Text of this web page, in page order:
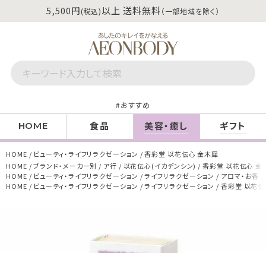
5,500円(税込)以上 送料無料 （一部地域を除く）
おすすめ
HOME 食品 美容・癒し ギフト
HOME ビューティ・ライフリラクゼーション
香彩堂 以花伝心 金木犀
HOME
ブランド・メーカー別 ア行 以花伝心(イカデンシン)
香彩堂 以花伝心 金
HOME
ビューティ・ライフリラクゼーション ライフリラクゼーション アロマ・お香
HOME
ビューティ・ライフリラクゼーション ライフリラクゼーション 香彩堂 以花